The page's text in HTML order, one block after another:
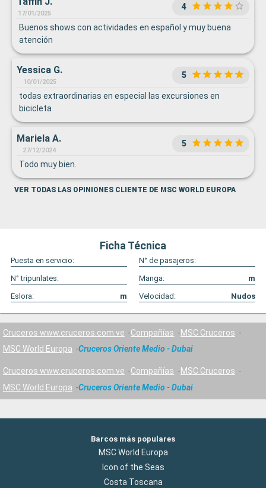
17/01/2025
4
Buenos shows con actividades en español y muy buena
atención
Yessica G.
10/01/2025
5
todas extraordinarias en especial las excursiones en
bicicleta
Mariela A.
27/12/2024
5
Todo muy bien.
VER TODAS LAS OPINIONES CLIENTE DE MSC WORLD EUROPA
Ficha Técnica
Puesta en servicio:
N° de pasajeros:
N° tripunlates:
Manga:
m
Eslora:
m Velocidad: Nudos
Cruceros www.cruceros.com.ve Compañías
MSC Cruceros
MSC World Europa
Cruceros Oriente Medio - Dubai
Cruceros www.cruceros.com.ve Compañías
MSC Cruceros
MSC World Europa
Cruceros Oriente Medio - Dubai
Barcos más populares
MSC World Europa
Icon of the Seas
Costa Toscana